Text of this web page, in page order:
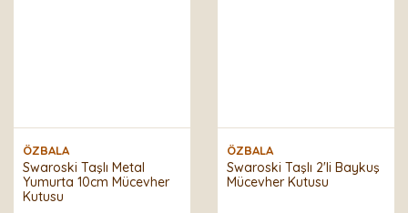
ÖZBALA
Swaroski Taşlı Metal
Yumurta 10cm Mücevher
Kutusu
ÖZBALA
Swaroski Taşlı 2'li Baykuş
Mücevher Kutusu